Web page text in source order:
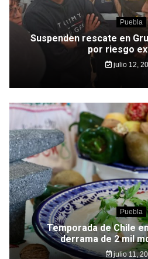
Puebla
Suspenden rescate en
por riesgo
julio 12,
Puebla
Temporada de Chile
derrama de 2 mil
julio 11,